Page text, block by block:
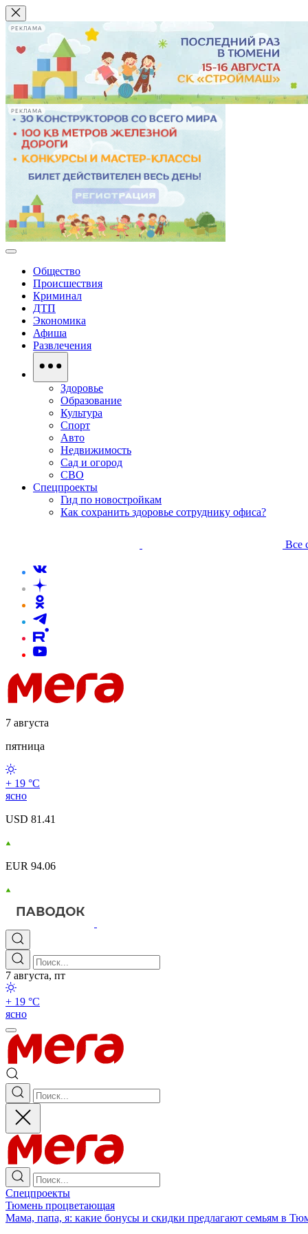
РЕКЛАМА
РЕКЛАМА
Общество
Происшествия
Криминал
ДТП
Экономика
Афиша
Развлечения
Здоровье
Образование
Культура
Спорт
Авто
Недвижимость
Сад и огород
СВО
Спецпроекты
Гид по новостройкам
Как сохранить здоровье сотруднику офиса?
Все
7 августа
пятница
+ 19 °С
ясно
USD 81.41
EUR 94.06
7 августа, пт
+ 19 °С
ясно
Спецпроекты
Тюмень процветающая
Мама, папа, я: какие бонусы и скидки предлагают семьям в